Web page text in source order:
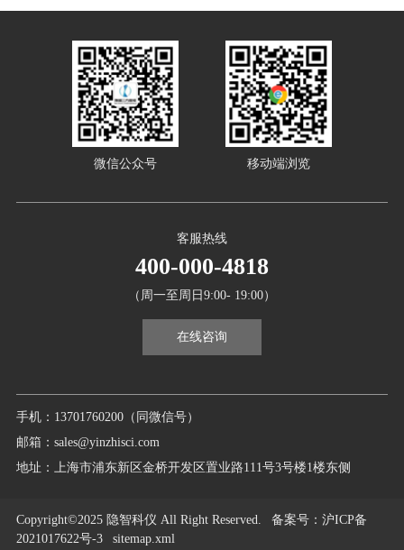
手机：13701760200（同微信号）
邮箱：sales@yinzhisci.com
地址：上海市浦东新区金桥开发区置业路111号3号楼1楼东侧
客服热线
400-000-4818
（周一至周日9:00- 19:00）
在线咨询
微信公众号 移动端浏览
Copyright©2025 隐智科仪 All Right Reserved. 备案号：沪ICP备
2021017622号-3
sitemap.xml